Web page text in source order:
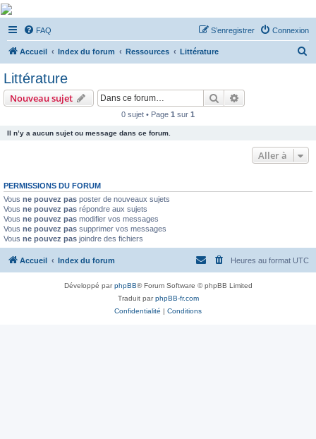
De Musicae Militari -
Forums
Forums de discussions
FAQ Connexion
S’enregistrer
Accueil Index du forum Ressources Littérature
Littérature
Nouveau sujet Rechercher
0 sujet • Page 1 sur 1
Il n’y a aucun sujet ou message dans ce forum.
Aller à
PERMISSIONS DU FORUM
Vous ne pouvez pas poster de nouveaux sujets
Vous ne pouvez pas répondre aux sujets
Vous ne pouvez pas modifier vos messages
Vous ne pouvez pas supprimer vos messages
Vous ne pouvez pas joindre des fichiers
Accueil Index du forum Heures au format UTC
Développé parphpBB® Forum Software © phpBB Limited
Traduit parphpBB-fr.com
Confidentialité | Conditions